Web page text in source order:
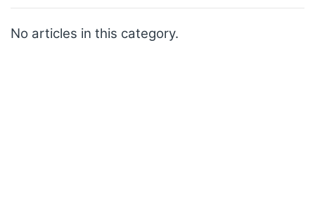
No articles in this category.